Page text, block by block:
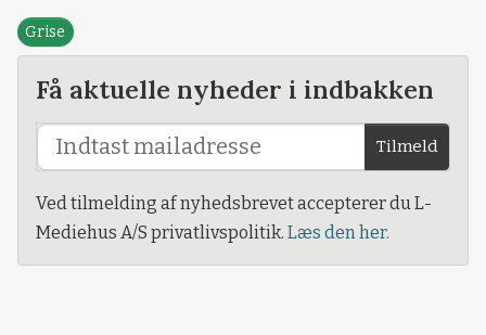
Grise
Få aktuelle nyheder i indbakken
Tilmeld
Ved tilmelding af nyhedsbrevet accepterer du L-
Mediehus A/S privatlivspolitik. Læs den her.